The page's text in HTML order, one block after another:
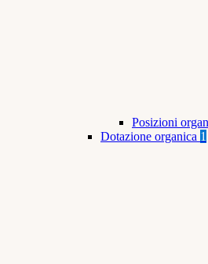
Posizioni
Dotazione organica 1